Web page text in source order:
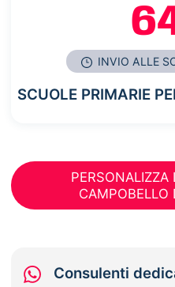
INVIO ALLE
SCUOLE PRIMARIE
CAMPOBELLO
Consulenti